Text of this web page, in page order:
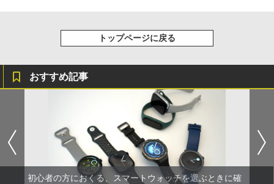
トップページに戻る
おすすめ記事
初心者の方におくる、スマートウォッチを選ぶときに確